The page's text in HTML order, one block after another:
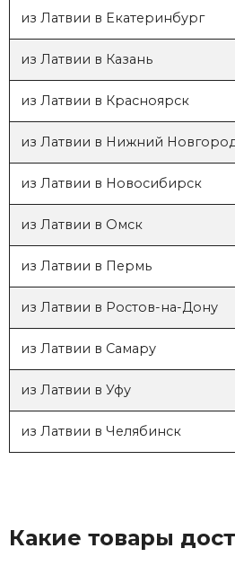
из Латвии в Екатеринбург
из Латвии в Казань
из Латвии в Красноярск
из Латвии в Нижний
из Латвии в Новосибирск
из Латвии в Омск
из Латвии в Пермь
из Латвии в Ростов-на-Дону
из Латвии в Самару
из Латвии в Уфу
из Латвии в Челябинск
Какие товары